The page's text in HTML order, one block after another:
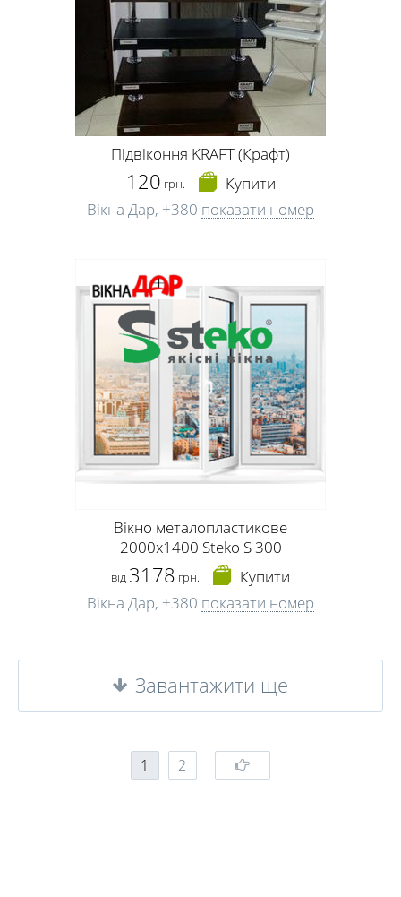
Підвіконня KRAFT (Крафт)
120 грн.
Купити
Вікна Дар, +380 показати номер
Вікно металопластикове
2000х1400 Steko S 300
від 3178 грн.
Купити
Вікна Дар, +380 показати номер
Завантажити ще
1 2